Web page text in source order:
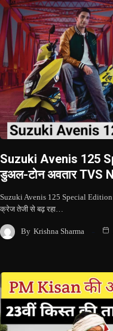
Suzuki Avenis 125
डुअल-टोन अवतार TVS
Suzuki Avenis 125 Special Edition
क्रेज तेजी से बढ़ रहा…
By Krishna Sharma